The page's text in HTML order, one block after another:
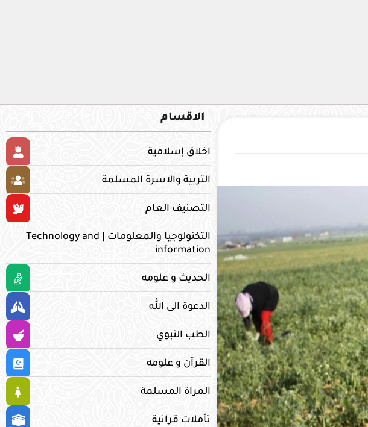
الاقسام
اخلاق إسلامية
التربية والاسرة المسلمة
التصنيف العام
التكنولوجيا والمعلومات | Technology and
information
الحديث و علومه
الدعوة الى الله
الطب النبوي
القرآن و علومه
المراة المسلمة
تأملات قرآنية